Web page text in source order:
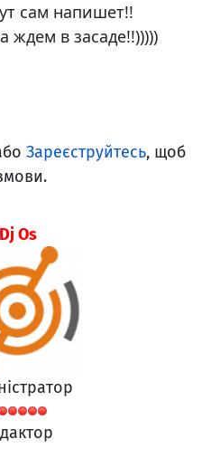
сам напишет!!
ждем в засаде!!)))))
Зареєструйтесь, щоб
Dj Os